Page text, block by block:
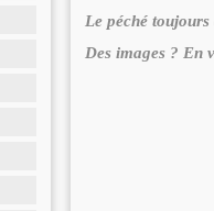
Le péché
Des images ? En